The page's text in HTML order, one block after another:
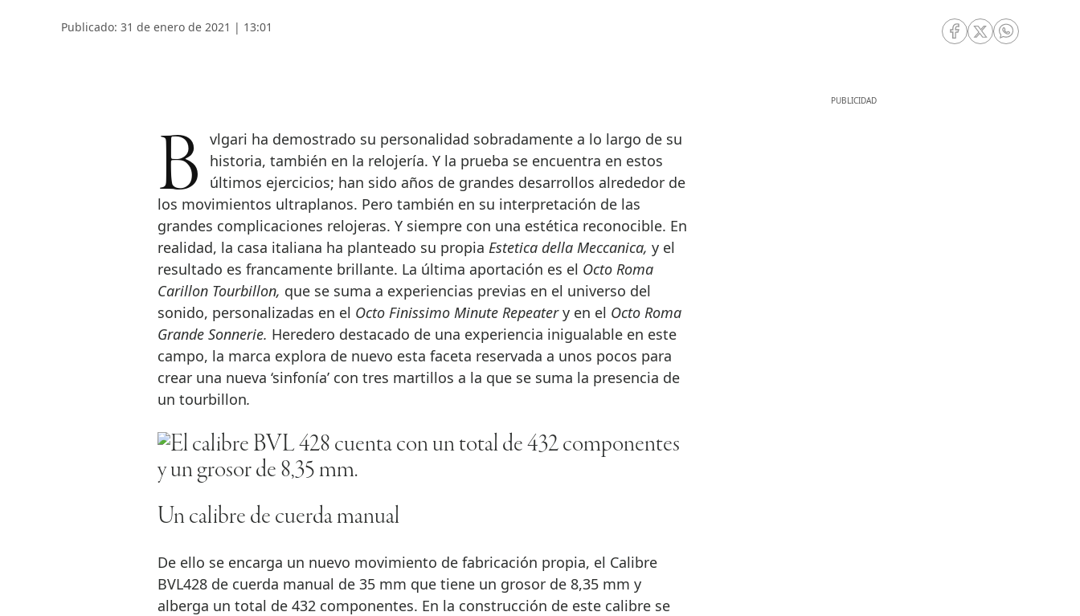
Publicado: 31 de enero de 2021 | 13:01
RRSS Facebook
RRSS Twitter
RRSS
Bvlgari ha demostrado su personalidad sobradamente a lo largo de su
historia, también en la relojería. Y la prueba se encuentra en estos
últimos ejercicios; han sido años de grandes desarrollos alrededor de
los movimientos ultraplanos. Pero también en su interpretación de las
grandes complicaciones relojeras. Y siempre con una estética reconocible. En
realidad, la casa italiana ha planteado su propia Estetica della Meccanica, y el
resultado es francamente brillante. La última aportación es el Octo Roma
Carillon Tourbillon, que se suma a experiencias previas en el universo del
sonido, personalizadas en el Octo Finissimo Minute Repeatery en el Octo Roma
Grande Sonnerie. Heredero destacado de una experiencia inigualable en este
campo, la marca explora de nuevo esta faceta reservada a unos pocos para
crear una nueva ‘sinfonía’ con tres martillos a la que se suma la presencia de
un tourbillon.
Un calibre de cuerda manual
De ello se encarga un nuevo movimiento de fabricación propia, el Calibre
BVL428 de cuerda manual de 35 mm que tiene un grosor de 8,35 mm y
alberga un total de 432 componentes. En la construcción de este calibre se